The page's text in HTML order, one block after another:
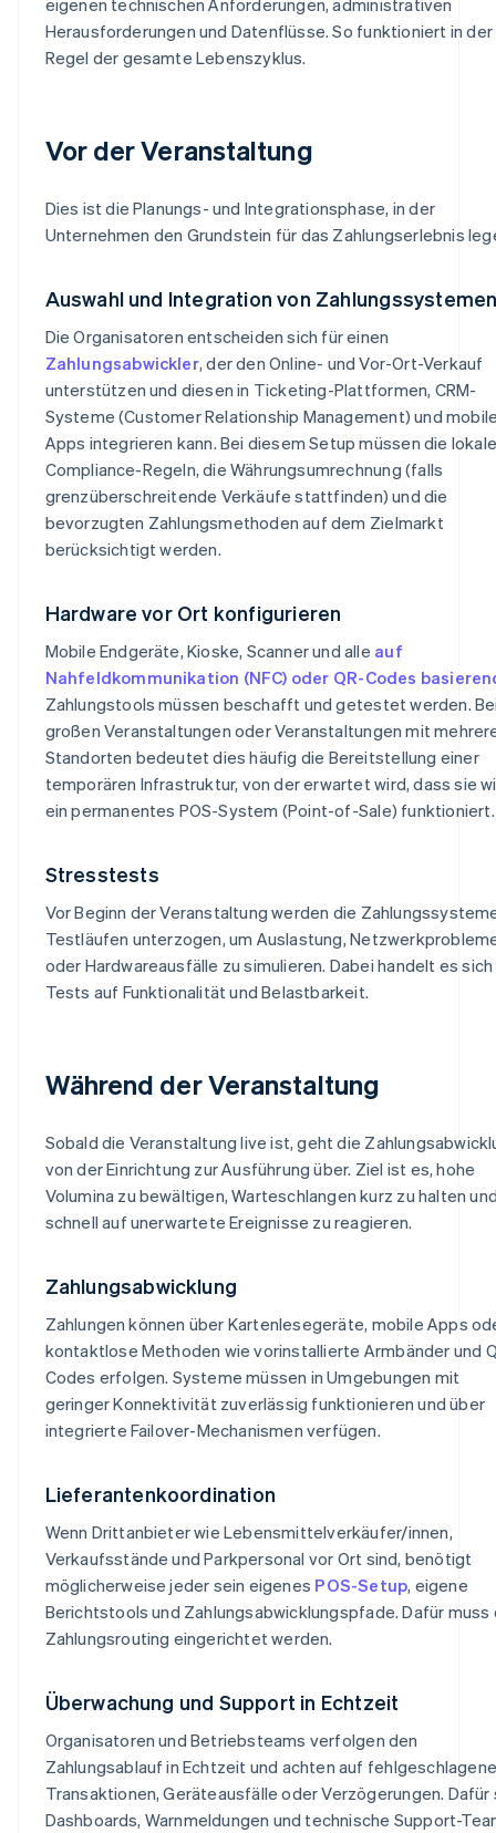
Herausforderungen und Datenflüsse. So funktioniert in der
Regel der gesamte Lebenszyklus.
Vor der Veranstaltung
Dies ist die Planungs- und Integrationsphase, in der
Unternehmen den Grundstein für das Zahlungserlebnis
Auswahl und Integration von
Die Organisatoren entscheiden sich für einen
Zahlungsabwickler, der den Online- und Vor-Ort-Verkauf
unterstützen und diesen in Ticketing-Plattformen, CRM-
Systeme (Customer Relationship Management) und
Apps integrieren kann. Bei diesem Setup müssen die
Compliance-Regeln, die Währungsumrechnung (falls
grenzüberschreitende Verkäufe stattfinden) und die
bevorzugten Zahlungsmethoden auf dem Zielmarkt
berücksichtigt werden.
Hardware vor Ort konfigurieren
Mobile Endgeräte, Kioske, Scanner und alle auf
Nahfeldkommunikation (NFC) oder QR-Codes
Zahlungstools müssen beschafft und getestet werden.
großen Veranstaltungen oder Veranstaltungen mit
Standorten bedeutet dies häufig die Bereitstellung einer
temporären Infrastruktur, von der erwartet wird, dass sie
ein permanentes POS-System (Point-of-Sale) funktioniert.
Stresstests
Vor Beginn der Veranstaltung werden die
Testläufen unterzogen, um Auslastung,
oder Hardwareausfälle zu simulieren. Dabei handelt es sich
Tests auf Funktionalität und Belastbarkeit.
Während der Veranstaltung
Sobald die Veranstaltung live ist, geht die
von der Einrichtung zur Ausführung über. Ziel ist es, hohe
Volumina zu bewältigen, Warteschlangen kurz zu halten
schnell auf unerwartete Ereignisse zu reagieren.
Zahlungsabwicklung
Zahlungen können über Kartenlesegeräte, mobile Apps
kontaktlose Methoden wie vorinstallierte Armbänder und
Codes erfolgen. Systeme müssen in Umgebungen mit
geringer Konnektivität zuverlässig funktionieren und über
integrierte Failover-Mechanismen verfügen.
Lieferantenkoordination
Wenn Drittanbieter wie Lebensmittelverkäufer/innen,
Verkaufsstände und Parkpersonal vor Ort sind, benötigt
möglicherweise jeder sein eigenes POS-Setup, eigene
Berichtstools und Zahlungsabwicklungspfade. Dafür muss
Zahlungsrouting eingerichtet werden.
Überwachung und Support in Echtzeit
Organisatoren und Betriebsteams verfolgen den
Zahlungsablauf in Echtzeit und achten auf fehlgeschlagene
Transaktionen, Geräteausfälle oder Verzögerungen. Dafür
Dashboards, Warnmeldungen und technische Support-